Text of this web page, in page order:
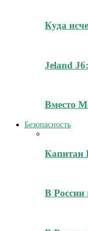
Куда
Jeland
Вместо
Безопасность
Капитан
В России